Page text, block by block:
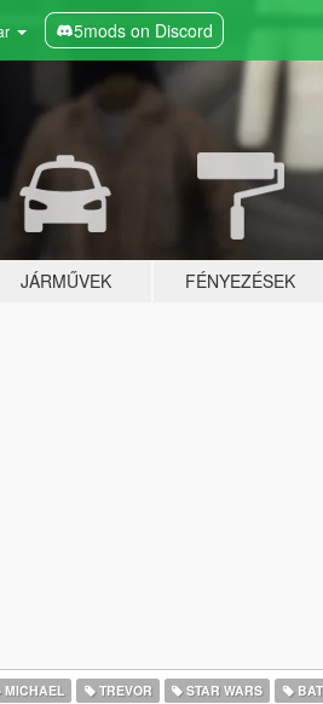
5mods on Discord
JÁRMŰVEK FÉNYEZÉSEK
MICHAEL TREVOR STAR WARS